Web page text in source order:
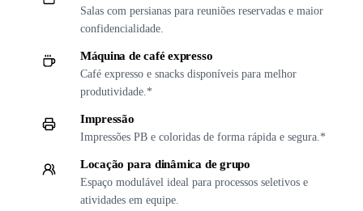
Salas com persianas para reuniões reservadas e maior
confidencialidade.
Máquina de café expresso
Café expresso e snacks disponíveis para melhor
produtividade.*
Impressão
Impressões PB e coloridas de forma rápida e segura.*
Locação para dinâmica de grupo
Espaço modulável ideal para processos seletivos e
atividades em equipe.